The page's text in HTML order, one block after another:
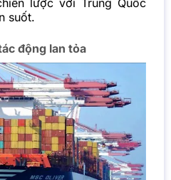
lược với Trung Quốc
suốt.
động lan tỏa